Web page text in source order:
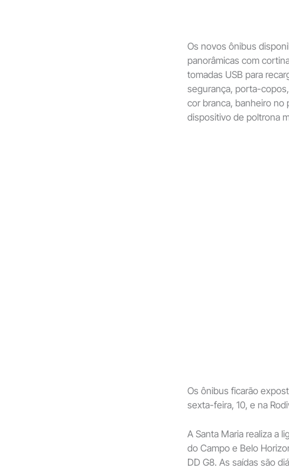
Os novos ônibus
panorâmicas com
tomadas USB para
segurança, porta-
cor branca, banheiro no
dispositivo de poltrona
Os ônibus ficarão
sexta-feira, 10, e na
A Santa Maria realiza a
do Campo e Belo
DD G8. As saídas são